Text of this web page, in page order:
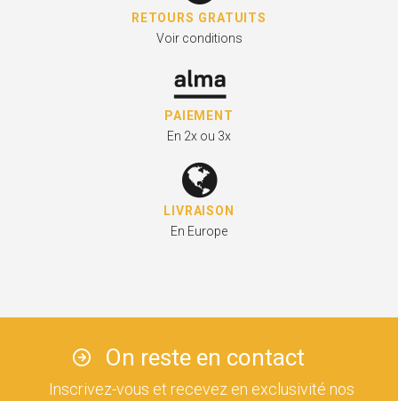
RETOURS GRATUITS
Voir conditions
PAIEMENT
En 2x ou 3x
LIVRAISON
En Europe
On reste en contact
Inscrivez-vous et recevez en exclusivité nos